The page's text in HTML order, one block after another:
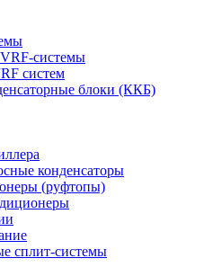
cистемы
cистем
блоки (ККБ)
конденсаторы
(руфтопы)
сплит-системы